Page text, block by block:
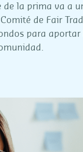
de la prima va a
de Fair
para aportar